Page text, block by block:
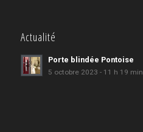
Actualité
Porte blindée Pontoise
5 octobre 2023 - 11 h 19 min